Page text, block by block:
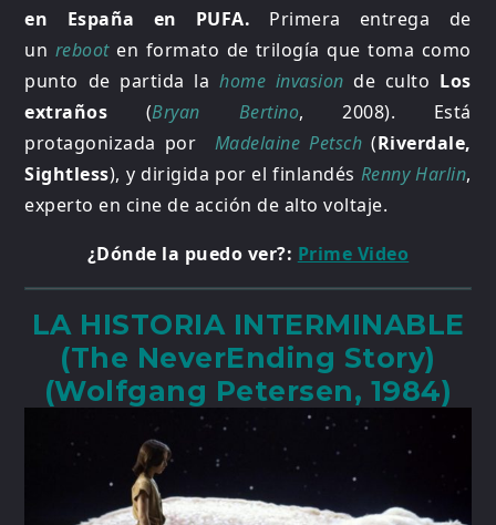
en España en PUFA. Primera entrega de
un reboot en formato de trilogía que toma como
punto de partida la home invasionde culto Los
extraños (Bryan Bertino, 2008). Está
protagonizada por Madelaine Petsch (Riverdale,
Sightless), y dirigida por el finlandés Renny Harlin,
experto en cine de acción de alto voltaje.
¿Dónde la puedo ver?: Prime Video
LA HISTORIA INTERMINABLE
(The NeverEnding Story)
(Wolfgang Petersen, 1984)